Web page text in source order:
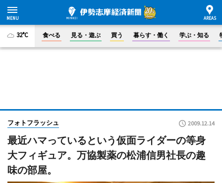
32°C 食べる 見る・遊ぶ 買う 暮らす・働く 学ぶ・知る
フォトフラッシュ 2009.12.14
最近ハマっているという仮面ライダーの等身
大フィギュア。万協製薬の松浦信男社長の趣
味の部屋。